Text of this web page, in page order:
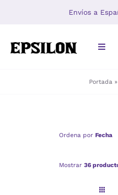
Envíos a
Toggle
Portada »
Ordena por Fecha
Mostrar 36